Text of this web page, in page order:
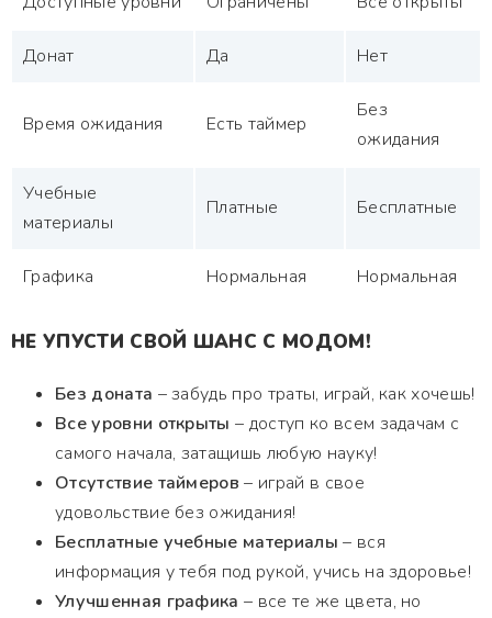
Донат Да Нет
Время ожидания Есть таймер
Без
ожидания
Учебные
материалы
Платные Бесплатные
Графика Нормальная Нормальная
НЕ УПУСТИ СВОЙ ШАНС С МОДОМ!
Без доната – забудь про траты, играй, как хочешь!
Все уровни открыты – доступ ко всем задачам с
самого начала, затащишь любую науку!
Отсутствие таймеров – играй в свое
удовольствие без ожидания!
Бесплатные учебные материалы – вся
информация у тебя под рукой, учись на здоровье!
Улучшенная графика – все те же цвета, но